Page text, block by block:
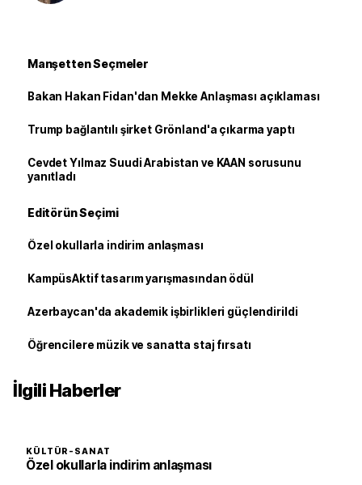
Manşetten Seçmeler
Bakan Hakan Fidan'dan Mekke Anlaşması açıklaması
Trump bağlantılı şirket Grönland'a çıkarma yaptı
Cevdet Yılmaz Suudi Arabistan ve KAAN sorusunu
yanıtladı
Editörün Seçimi
Özel okullarla indirim anlaşması
KampüsAktif tasarım yarışmasından ödül
Azerbaycan'da akademik işbirlikleri güçlendirildi
Öğrencilere müzik ve sanatta staj fırsatı
İlgili Haberler
KÜLTÜR-SANAT
Özel okullarla indirim anlaşması